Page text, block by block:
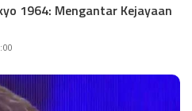
1964: Mengantar Kejayaan